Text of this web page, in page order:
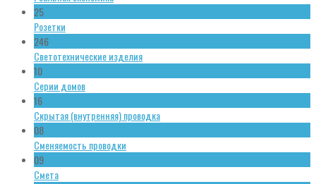
25
Розетки
246
Светотехнические изделия
10
Серии домов
16
Скрытая (внутренняя) проводка
08
Сменяемость проводки
09
Смета